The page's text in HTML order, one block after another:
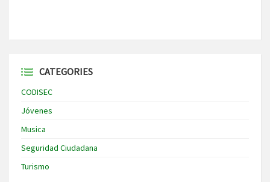
CATEGORIES
CODISEC
Jóvenes
Musica
Seguridad Ciudadana
Turismo